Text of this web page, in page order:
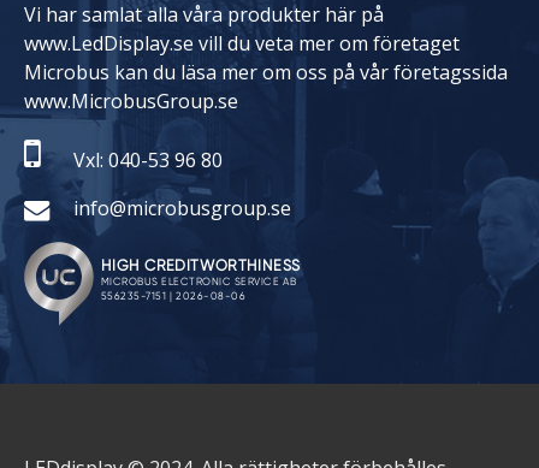
Vi har samlat alla våra produkter här på
www.LedDisplay.se vill du veta mer om företaget
Microbus kan du läsa mer om oss på vår företagssida
www.MicrobusGroup.se
Vxl: 040-53 96 80
info@microbusgroup.se